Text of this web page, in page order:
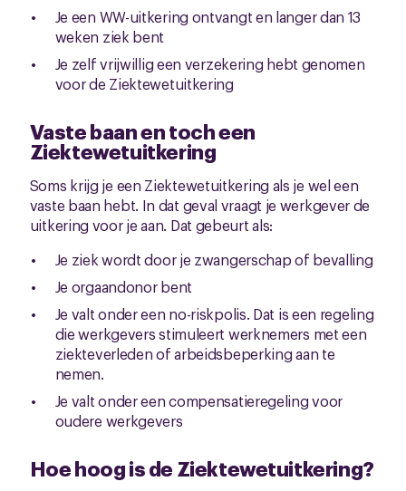
Je een WW-uitkering ontvangt en langer dan 13
weken ziek bent
Je zelf vrijwillig een verzekering hebt genomen
voor de Ziektewetuitkering
Vaste baan en toch een
Ziektewetuitkering
Soms krijg je een Ziektewetuitkering als je wel een
vaste baan hebt. In dat geval vraagt je werkgever de
uitkering voor je aan. Dat gebeurt als:
Je ziek wordt door je zwangerschap of bevalling
Je orgaandonor bent
Je valt onder een no-riskpolis. Dat is een regeling
die werkgevers stimuleert werknemers met een
ziekteverleden of arbeidsbeperking aan te
nemen.
Je valt onder een compensatieregeling voor
oudere werkgevers
Hoe hoog is de Ziektewetuitkering?